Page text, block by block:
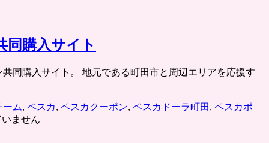
同購入サイト
同購入サイト。 地元である町田市と周辺エリアを応援す
ーム, ペスカ, ペスカクーポン, ペスカドーラ町田 , ペスカポ
ません